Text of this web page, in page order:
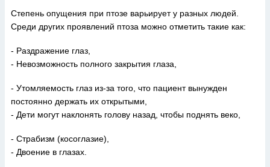
Степень опущения при птозе варьирует у разных людей.
Среди других проявлений птоза можно отметить такие как:
- Раздражение глаз,
- Невозможность полного закрытия глаза,
- Утомляемость глаз из-за того, что пациент вынужден
постоянно держать их открытыми,
- Дети могут наклонять голову назад, чтобы поднять веко,
- Страбизм (косоглазие),
- Двоение в глазах.